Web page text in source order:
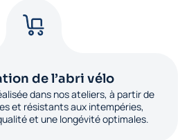
de l’abri vélo
dans nos ateliers, à partir de
et résistants aux intempéries,
et une longévité optimales.